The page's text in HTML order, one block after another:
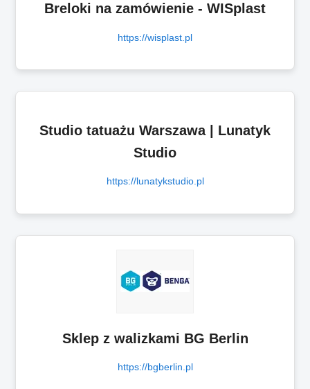
Breloki na zamówienie - WISplast
https://wisplast.pl
Studio tatuażu Warszawa | Lunatyk
Studio
https://lunatykstudio.pl
Sklep z walizkami BG Berlin
https://bgberlin.pl